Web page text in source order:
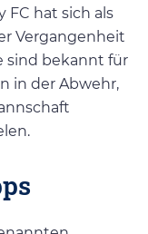
FC hat sich als
Vergangenheit
sind bekannt für
in der Abwehr,